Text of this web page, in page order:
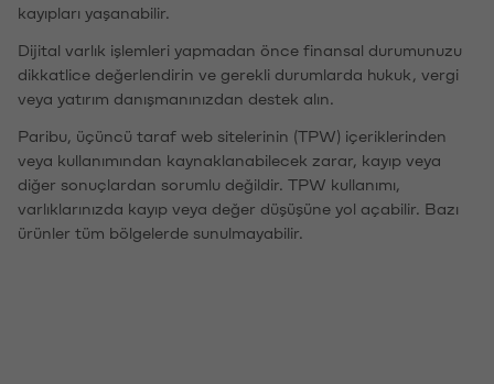
kayıpları yaşanabilir.
Dijital varlık işlemleri yapmadan önce finansal durumunuzu
dikkatlice değerlendirin ve gerekli durumlarda hukuk, vergi
veya yatırım danışmanınızdan destek alın.
Paribu, üçüncü taraf web sitelerinin (TPW) içeriklerinden
veya kullanımından kaynaklanabilecek zarar, kayıp veya
diğer sonuçlardan sorumlu değildir. TPW kullanımı,
varlıklarınızda kayıp veya değer düşüşüne yol açabilir. Bazı
ürünler tüm bölgelerde sunulmayabilir.